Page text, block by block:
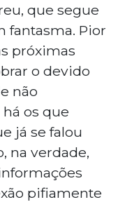
que segue
fantasma. Pior
próximas
o devido
não
os que
já se falou
na verdade,
pifiamente